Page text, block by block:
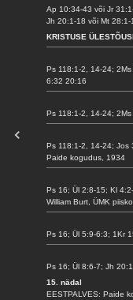
Ap 10:34-43 või Jr
Jh 20:1-18 või Mt 28:1-
KRISTUSE
Ps 118:1-2, 14-24;
6:32 20:16
Ps 118:1-2, 14-24;
Ps 118:1-2, 14-24; Jos
Paide kogudus, 1934
Ps 16; Ül 2:8-15; Kl
William Burt, ÜMK
Ps 16; Ül 5:9-6:3; 1Kr
Ps 16; Ül 8:6-7; Jh
15. nädal
EESTPALVES: Paide